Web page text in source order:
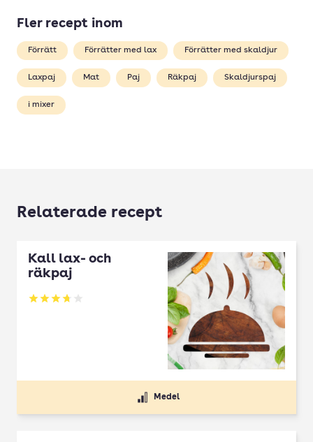
Fler recept inom
Förrätt Förrätter med lax Förrätter med skaldjur
Laxpaj Mat Paj Räkpaj Skaldjurspaj
i mixer
Relaterade recept
Kall lax- och
räkpaj
Betyg: 3.72 av 5
Medel